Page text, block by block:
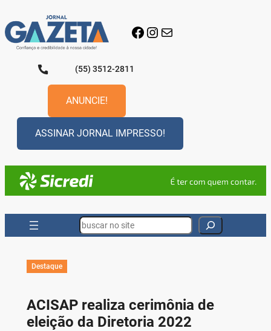
para
o
conteúdo
Facebook
Instagram
E-mail
(55) 3512-2811
ANUNCIE!
ASSINAR JORNAL IMPRESSO!
Search
Destaque
ACISAP realiza cerimônia de
eleição da Diretoria 2022